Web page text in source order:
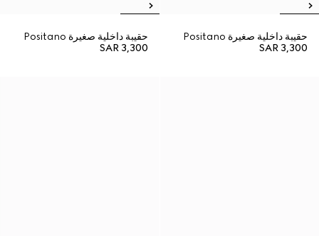
حقيبة داخلية صغيرة Positano
SAR 3,300
حقيبة داخلية صغيرة Positano
SAR 3,300